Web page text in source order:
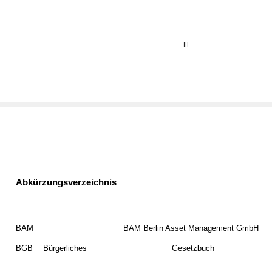
III
Abkürzungsverzeichnis
BAM BAM Berlin Asset Management GmbH
BGB Bürgerliches Gesetzbuch